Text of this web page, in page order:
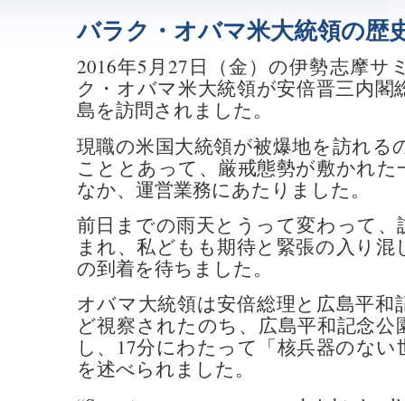
バラク・オバマ米大統領の歴
2016年5月27日（金）の伊勢志摩サ
ク・オバマ米大統領が安倍晋三内閣
島を訪問されました。
現職の米国大統領が被爆地を訪れる
こととあって、厳戒態勢が敷かれた
なか、運営業務にあたりました。
前日までの雨天とうって変わって、
まれ、私どもも期待と緊張の入り混
の到着を待ちました。
オバマ大統領は安倍総理と広島平和
ど視察されたのち、広島平和記念公
し、17分にわたって「核兵器のな
を述べられました。